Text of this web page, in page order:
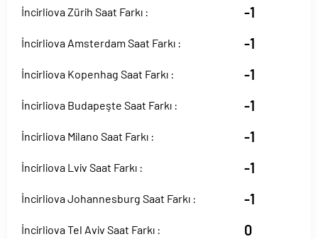
İncirliova Zürih Saat Farkı : -1
İncirliova Amsterdam Saat Farkı : -1
İncirliova Kopenhag Saat Farkı : -1
İncirliova Budapeşte Saat Farkı : -1
İncirliova Milano Saat Farkı : -1
İncirliova Lviv Saat Farkı : -1
İncirliova Johannesburg Saat Farkı : -1
İncirliova Tel Aviv Saat Farkı : 0